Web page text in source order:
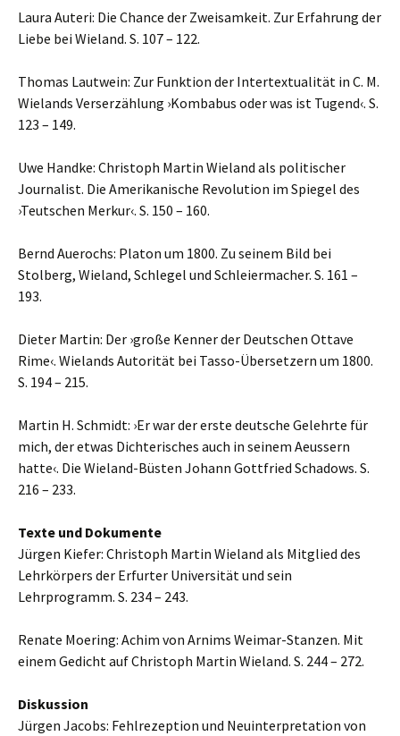
Laura Auteri: Die Chance der Zweisamkeit. Zur Erfahrung der
Liebe bei Wieland. S. 107 – 122.
Thomas Lautwein: Zur Funktion der Intertextualität in C. M.
Wielands Verserzählung ›Kombabus oder was ist Tugend‹. S.
123 – 149.
Uwe Handke: Christoph Martin Wieland als politischer
Journalist. Die Amerikanische Revolution im Spiegel des
›Teutschen Merkur‹. S. 150 – 160.
Bernd Auerochs: Platon um 1800. Zu seinem Bild bei
Stolberg, Wieland, Schlegel und Schleiermacher. S. 161 –
193.
Dieter Martin: Der ›große Kenner der Deutschen Ottave
Rime‹. Wielands Autorität bei Tasso-Übersetzern um 1800.
S. 194 – 215.
Martin H. Schmidt: ›Er war der erste deutsche Gelehrte für
mich, der etwas Dichterisches auch in seinem Aeussern
hatte‹. Die Wieland-Büsten Johann Gottfried Schadows. S.
216 – 233.
Texte und Dokumente
Jürgen Kiefer: Christoph Martin Wieland als Mitglied des
Lehrkörpers der Erfurter Universität und sein
Lehrprogramm. S. 234 – 243.
Renate Moering: Achim von Arnims Weimar-Stanzen. Mit
einem Gedicht auf Christoph Martin Wieland. S. 244 – 272.
Diskussion
Jürgen Jacobs: Fehlrezeption und Neuinterpretation von